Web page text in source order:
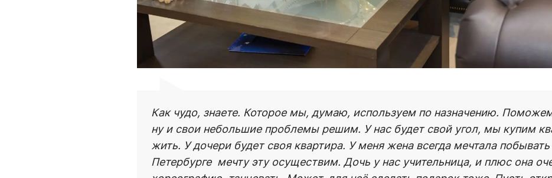
Как чудо, знаете. Которое мы, думаю, используем по назначению.
ну и свои небольшие проблемы решим. У нас будет свой угол, мы купим
жить. У дочери будет своя квартира. У меня жена всегда мечтала
Петербурге  мечту эту осуществим. Дочь у нас учительница, и плюс она